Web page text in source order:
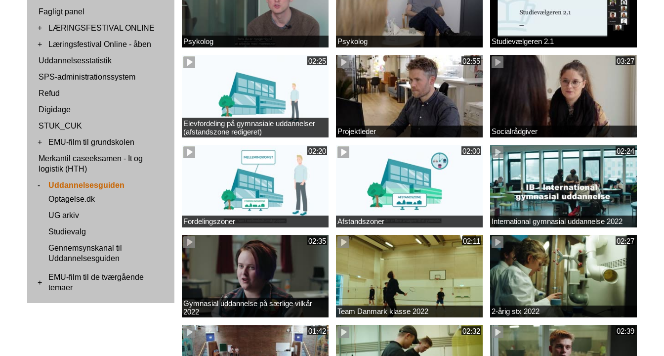
Fagligt panel
+
LÆRINGSFESTIVAL ONLINE
+
Læringsfestival Online - åben
Uddannelsesstatistik
SPS-administrationssystem
Refud
Digidage
STUK_CUK
+
EMU-film til grundskolen
Merkantil caseeksamen - It og
logistik (HTH)
-
Uddannelsesguiden
Optagelse.dk
UG arkiv
Studievalg
Gennemsynskanal til
Uddannelsesguiden
+
EMU-film til de tværgående
temaer
Psykolog Psykolog Studievælgeren 2.1
02:25
Elevfordeling på gymnasiale uddannelser
(afstandszone redigeret)
02:55
Projektleder
03:27
Socialrådgiver
02:20
Fordelingszoner
02:00
Afstandszoner
02:24
International gymnasial uddannelse 2022
02:35
Gymnasial uddannelse på særlige vilkår
2022
02:11
Team Danmark klasse 2022
02:27
2-årig stx 2022
01:42 02:32 02:39